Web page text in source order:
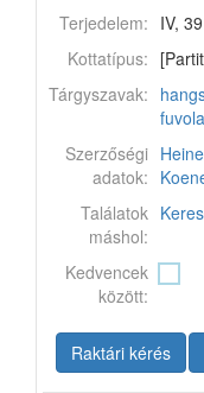
Terjedelem: IV,
Kottatípus:
Tárgyszavak:
fuvola
Szerzőségi
adatok:
Találatok
máshol:
Kedvencek
között:
Raktári kérés